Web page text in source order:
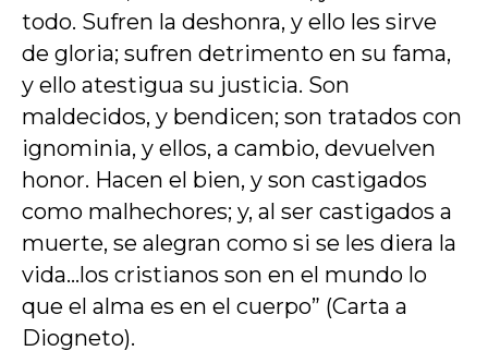
todo. Sufren la deshonra, y ello les sirve
de gloria; sufren detrimento en su fama,
y ello atestigua su justicia. Son
maldecidos, y bendicen; son tratados con
ignominia, y ellos, a cambio, devuelven
honor. Hacen el bien, y son castigados
como malhechores; y, al ser castigados a
muerte, se alegran como si se les diera la
vida…los cristianos son en el mundo lo
que el alma es en el cuerpo” (Carta a
Diogneto).